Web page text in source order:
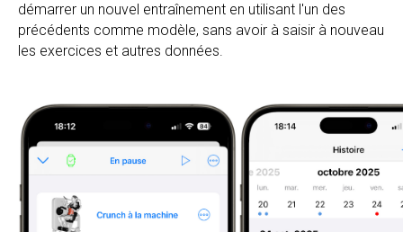
démarrer un nouvel entraînement en utilisant l'un des
précédents comme modèle, sans avoir à saisir à nouveau
les exercices et autres données.